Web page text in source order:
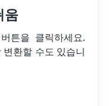
움
튼을 클릭하세요.
환할 수도 있습니